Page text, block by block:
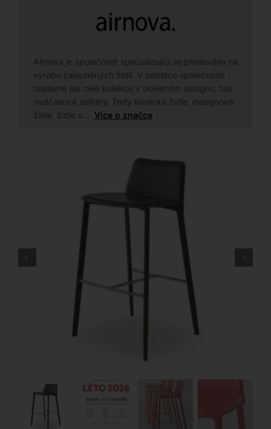
Airnova je společnost specializující se především na
výrobu čalouněných židlí. V nabídce společnosti
najdeme jak celé kolekce v uceleném designu, tak
nadčasové solitéry. Tedy klasické židle, designové
židle, židle s… Více o značce